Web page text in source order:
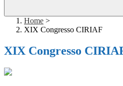
Home >
XIX Congresso CIRIAF
XIX Congresso